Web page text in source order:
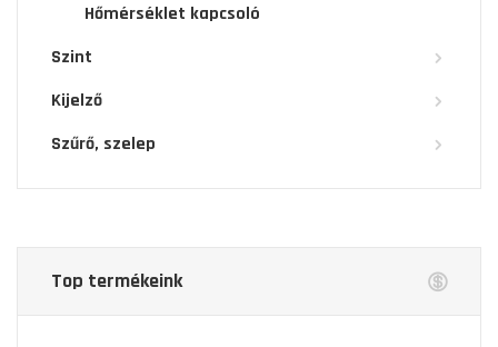
Hőmérséklet kapcsoló
Szint
Kijelző
Szűrő, szelep
Top termékeink